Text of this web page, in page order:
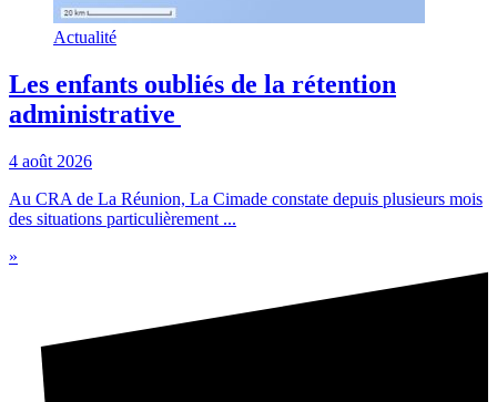
Actualité
Les enfants oubliés de la rétention
administrative
4 août 2026
Au CRA de La Réunion, La Cimade constate depuis plusieurs mois
des situations particulièrement ...
»